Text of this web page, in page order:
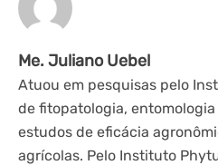
Me. Juliano Uebel
Atuou em pesquisas pelo
de fitopatologia,
estudos de eficácia
agrícolas. Pelo Instituto